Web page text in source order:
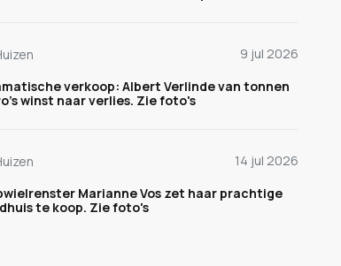
9 jul 2026
verkoop: Albert Verlinde van tonnen
winst naar verlies. Zie foto's
14 jul 2026
Marianne Vos zet haar prachtige
te koop. Zie foto's